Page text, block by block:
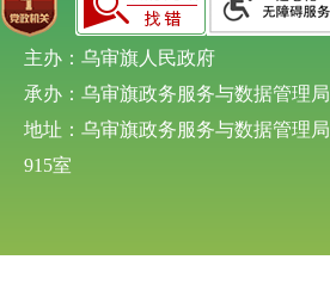
主办：乌审旗人民政府
承办：乌审旗政务服务与数据管理局
地址：乌审旗政务服务与数据管理局
915室